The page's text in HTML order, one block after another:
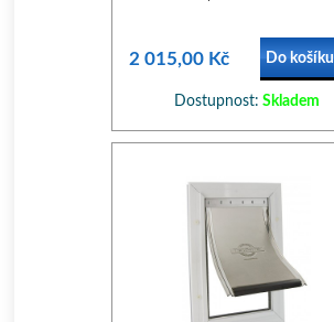
2 015,00 Kč Do košíku
Dostupnost: Skladem